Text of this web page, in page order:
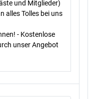
und Mitglieder)
alles Tolles bei uns
- Kostenlose
unser Angebot